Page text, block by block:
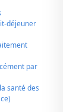
déjeuner
par
santé des